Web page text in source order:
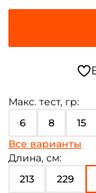
Макс. тест, гр:
6
8 15
70 80
Все варианты
Длина, см:
213
229